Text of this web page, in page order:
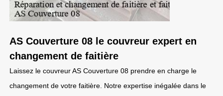
AS Couverture 08 le couvreur expert en
changement de faitière
Laissez le couvreur AS Couverture 08 prendre en charge le
changement de votre faitière. Notre expertise inégalée dans le